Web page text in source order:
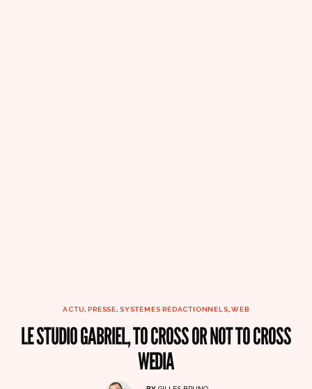
ACTU, PRESSE, SYSTÈMES RÉDACTIONNELS, WEB
LE STUDIO GABRIEL, TO CROSS OR NOT TO CROSS
WEDIA